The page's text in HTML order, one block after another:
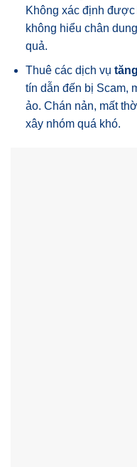
Không xác định
không hiểu chân
quả.
Thuê các dịch vụ
tín dẫn đến bị Scam,
ảo. Chán nản, mất
xây nhóm quá khó.